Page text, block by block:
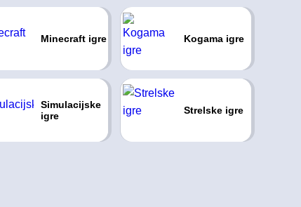
Minecraft igre Kogama igre
Simulacijske
igre
Strelske igre